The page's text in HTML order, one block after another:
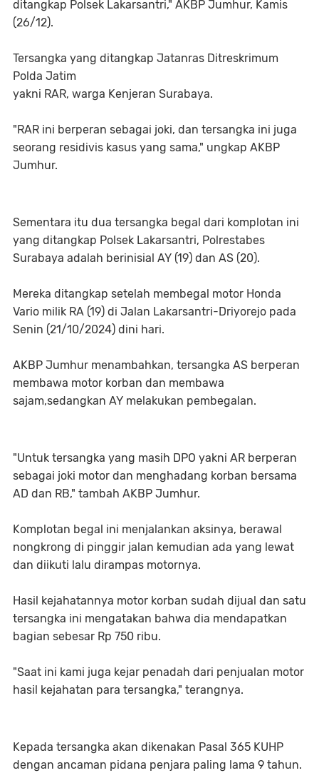
ditangkap Polsek Lakarsantri," AKBP Jumhur, Kamis
(26/12).
Tersangka yang ditangkap Jatanras Ditreskrimum
Polda Jatim
yakni RAR, warga Kenjeran Surabaya.
"RAR ini berperan sebagai joki, dan tersangka ini juga
seorang residivis kasus yang sama," ungkap AKBP
Jumhur.
Sementara itu dua tersangka begal dari komplotan ini
yang ditangkap Polsek Lakarsantri, Polrestabes
Surabaya adalah berinisial AY (19) dan AS (20).
Mereka ditangkap setelah membegal motor Honda
Vario milik RA (19) di Jalan Lakarsantri-Driyorejo pada
Senin (21/10/2024) dini hari.
AKBP Jumhur menambahkan, tersangka AS berperan
membawa motor korban dan membawa
sajam,sedangkan AY melakukan pembegalan.
"Untuk tersangka yang masih DPO yakni AR berperan
sebagai joki motor dan menghadang korban bersama
AD dan RB," tambah AKBP Jumhur.
Komplotan begal ini menjalankan aksinya, berawal
nongkrong di pinggir jalan kemudian ada yang lewat
dan diikuti lalu dirampas motornya.
Hasil kejahatannya motor korban sudah dijual dan satu
tersangka ini mengatakan bahwa dia mendapatkan
bagian sebesar Rp 750 ribu.
"Saat ini kami juga kejar penadah dari penjualan motor
hasil kejahatan para tersangka," terangnya.
Kepada tersangka akan dikenakan Pasal 365 KUHP
dengan ancaman pidana penjara paling lama 9 tahun.